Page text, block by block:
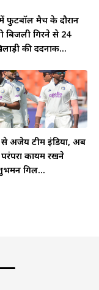
फुटबॉल मैच के दौरान
बिजली गिरने से 24
की दर्दनाक...
अजेय टीम इंडिया, अब
कायम रखने
गिल...